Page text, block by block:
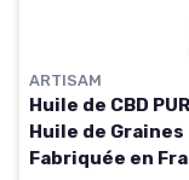
ARTISAM
Huile de CBD
Huile de
Fabriquée en